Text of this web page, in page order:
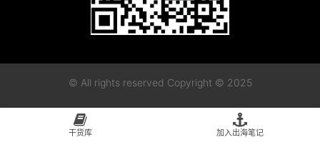
© All rights reserved Copyright © 2025
粤ICP备2023115955号-1 粤公网安备44010402003128
干货库 加入出海笔记